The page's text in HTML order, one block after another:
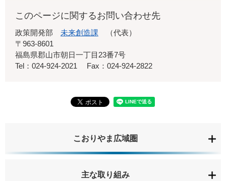
このページに関するお問い合わせ先
政策開発部 未来創造課
代表
〒963-8601
福島県郡山市朝日一丁目23番7号
Tel：024-924-2021
Fax：024-924-2822
こおりやま広域圏
主な取り組み